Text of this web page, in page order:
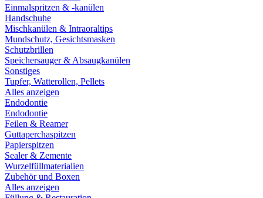
Einmalspritzen & -kanülen
Handschuhe
Mischkanülen & Intraoraltips
Mundschutz, Gesichtsmasken
Schutzbrillen
Speichersauger & Absaugkanülen
Sonstiges
Tupfer, Watterollen, Pellets
Alles anzeigen
Endodontie
Endodontie
Feilen & Reamer
Guttaperchaspitzen
Papierspitzen
Sealer & Zemente
Wurzelfüllmaterialien
Zubehör und Boxen
Alles anzeigen